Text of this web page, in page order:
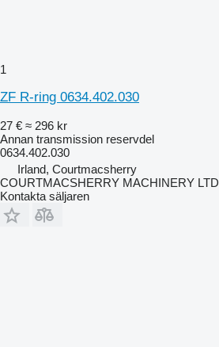
1
ZF R-ring 0634.402.030
27 € ≈ 296 kr
Annan transmission reservdel
0634.402.030
Irland, Courtmacsherry
COURTMACSHERRY MACHINERY LTD
Kontakta säljaren